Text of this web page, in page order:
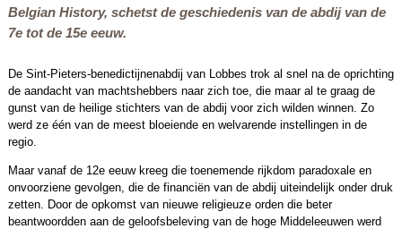
Belgian History, schetst de geschiedenis van de abdij van de
7e tot de 15e eeuw.
De Sint-Pieters-benedictijnenabdij van Lobbes trok al snel na de oprichting
de aandacht van machtshebbers naar zich toe, die maar al te graag de
gunst van de heilige stichters van de abdij voor zich wilden winnen. Zo
werd ze één van de meest bloeiende en welvarende instellingen in de
regio.
Maar vanaf de 12e eeuw kreeg die toenemende rijkdom paradoxale en
onvoorziene gevolgen, die de financiën van de abdij uiteindelijk onder druk
zetten. Door de opkomst van nieuwe religieuze orden die beter
beantwoordden aan de geloofsbeleving van de hoge Middeleeuwen werd